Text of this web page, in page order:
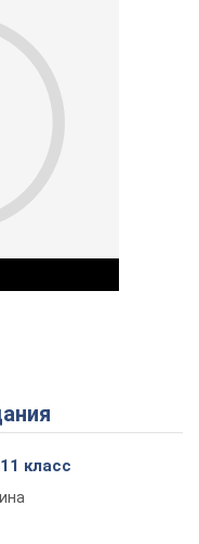
Video
класс